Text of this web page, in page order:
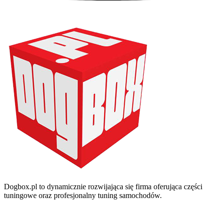
Dogbox.pl to dynamicznie rozwijająca się firma oferująca części
tuningowe oraz profesjonalny tuning samochodów.